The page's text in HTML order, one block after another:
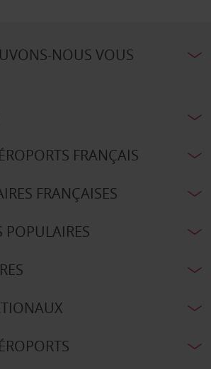
NOUS VOUS
FRANÇAIS
FRANÇAISES